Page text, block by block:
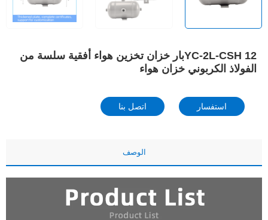
YC-2L-CSH 12بار خزان تخزين هواء أفقية سلسة من
الفولاذ الكربوني خزان هواء
استفسار اتصل بنا
الوصف